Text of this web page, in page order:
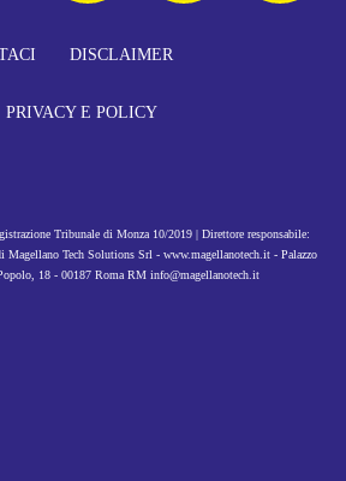
DISCLAIMER
PRIVACY E POLICY
Tribunale di Monza 10/2019 | Direttore responsabile:
Magellano Tech Solutions Srl - www.magellanotech.it - Palazzo
18 - 00187 Roma RM info@magellanotech.it